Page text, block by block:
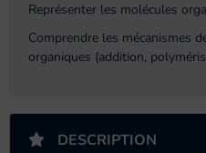
Représenter les molécules
Comprendre les mécanismes
organiques (addition,
DESCRIPTION